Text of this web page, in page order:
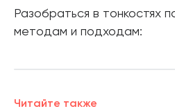
Разобраться в тонкостях
методам и подходам:
Читайте также